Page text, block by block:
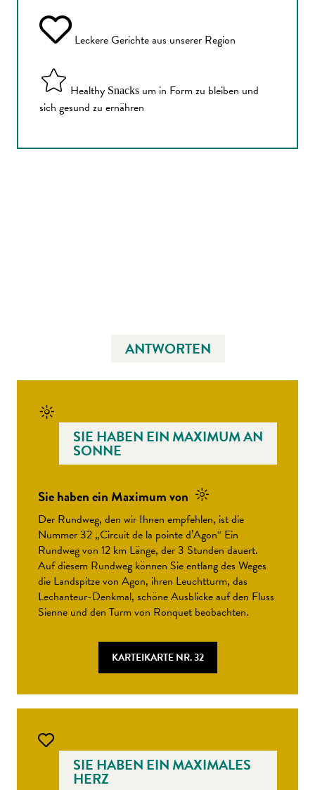
Leckere Gerichte aus unserer Region
Healthy Snacks um in Form zu bleiben und
sich gesund zu ernähren
ANTWORTEN
SIE HABEN EIN MAXIMUM AN
SONNE
Sie haben ein Maximum von
Der Rundweg, den wir Ihnen empfehlen, ist die
Nummer 32 „Circuit de la pointe d’Agon“ Ein
Rundweg von 12 km Länge, der 3 Stunden dauert.
Auf diesem Rundweg können Sie entlang des Weges
die Landspitze von Agon, ihren Leuchtturm, das
Lechanteur-Denkmal, schöne Ausblicke auf den Fluss
Sienne und den Turm von Ronquet beobachten.
KARTEIKARTE NR. 32
SIE HABEN EIN MAXIMALES
HERZ